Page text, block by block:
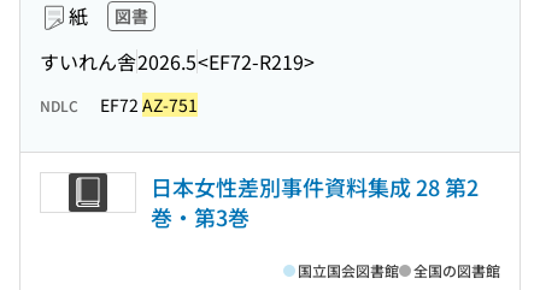
紙 図書
すいれん舎2026.5<EF72-R219>
NDLC EF72 AZ-751
日本女性差別事件資料集成 28 第2
巻・第3巻
国立国会図書館 全国の図書館